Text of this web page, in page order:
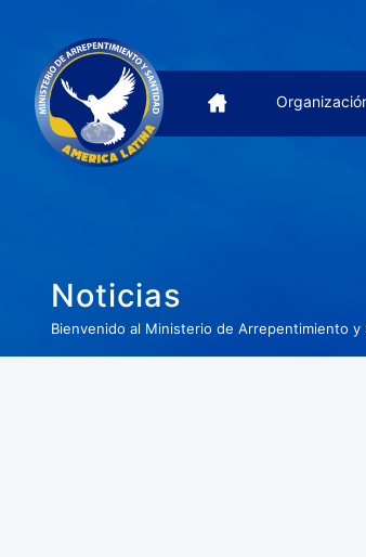
Noticias
Bienvenido al Ministerio de Arrepentimiento y